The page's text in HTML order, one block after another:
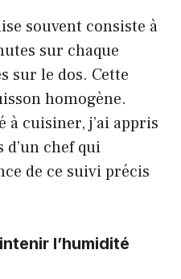
souvent consiste à
sur chaque
sur le dos. Cette
homogène.
à cuisiner, j’ai appris
chef qui
de ce suivi précis
l’humidité